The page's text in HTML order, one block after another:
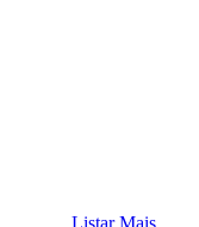
Listar Mais